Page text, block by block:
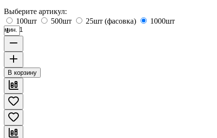
Выберите артикул:
100шт
500шт 25шт (фасовка) 1000шт
мин. 1
В корзину